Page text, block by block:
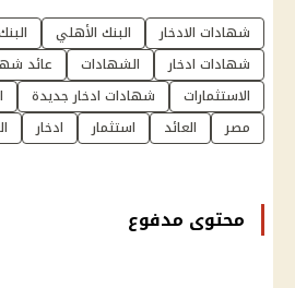
شهادات الادخار البنك الأهلي
شهادات ادخار
الشهادات عائد
الاستثمارات
شهادات ادخار جديدة
مصر
العائد استثمار ادخار
محتوى مدفوع